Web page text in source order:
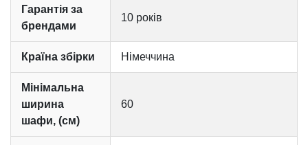
Гарантія за
брендами
10 років
Країна збірки Німеччина
Мінімальна
ширина
шафи, (см)
60